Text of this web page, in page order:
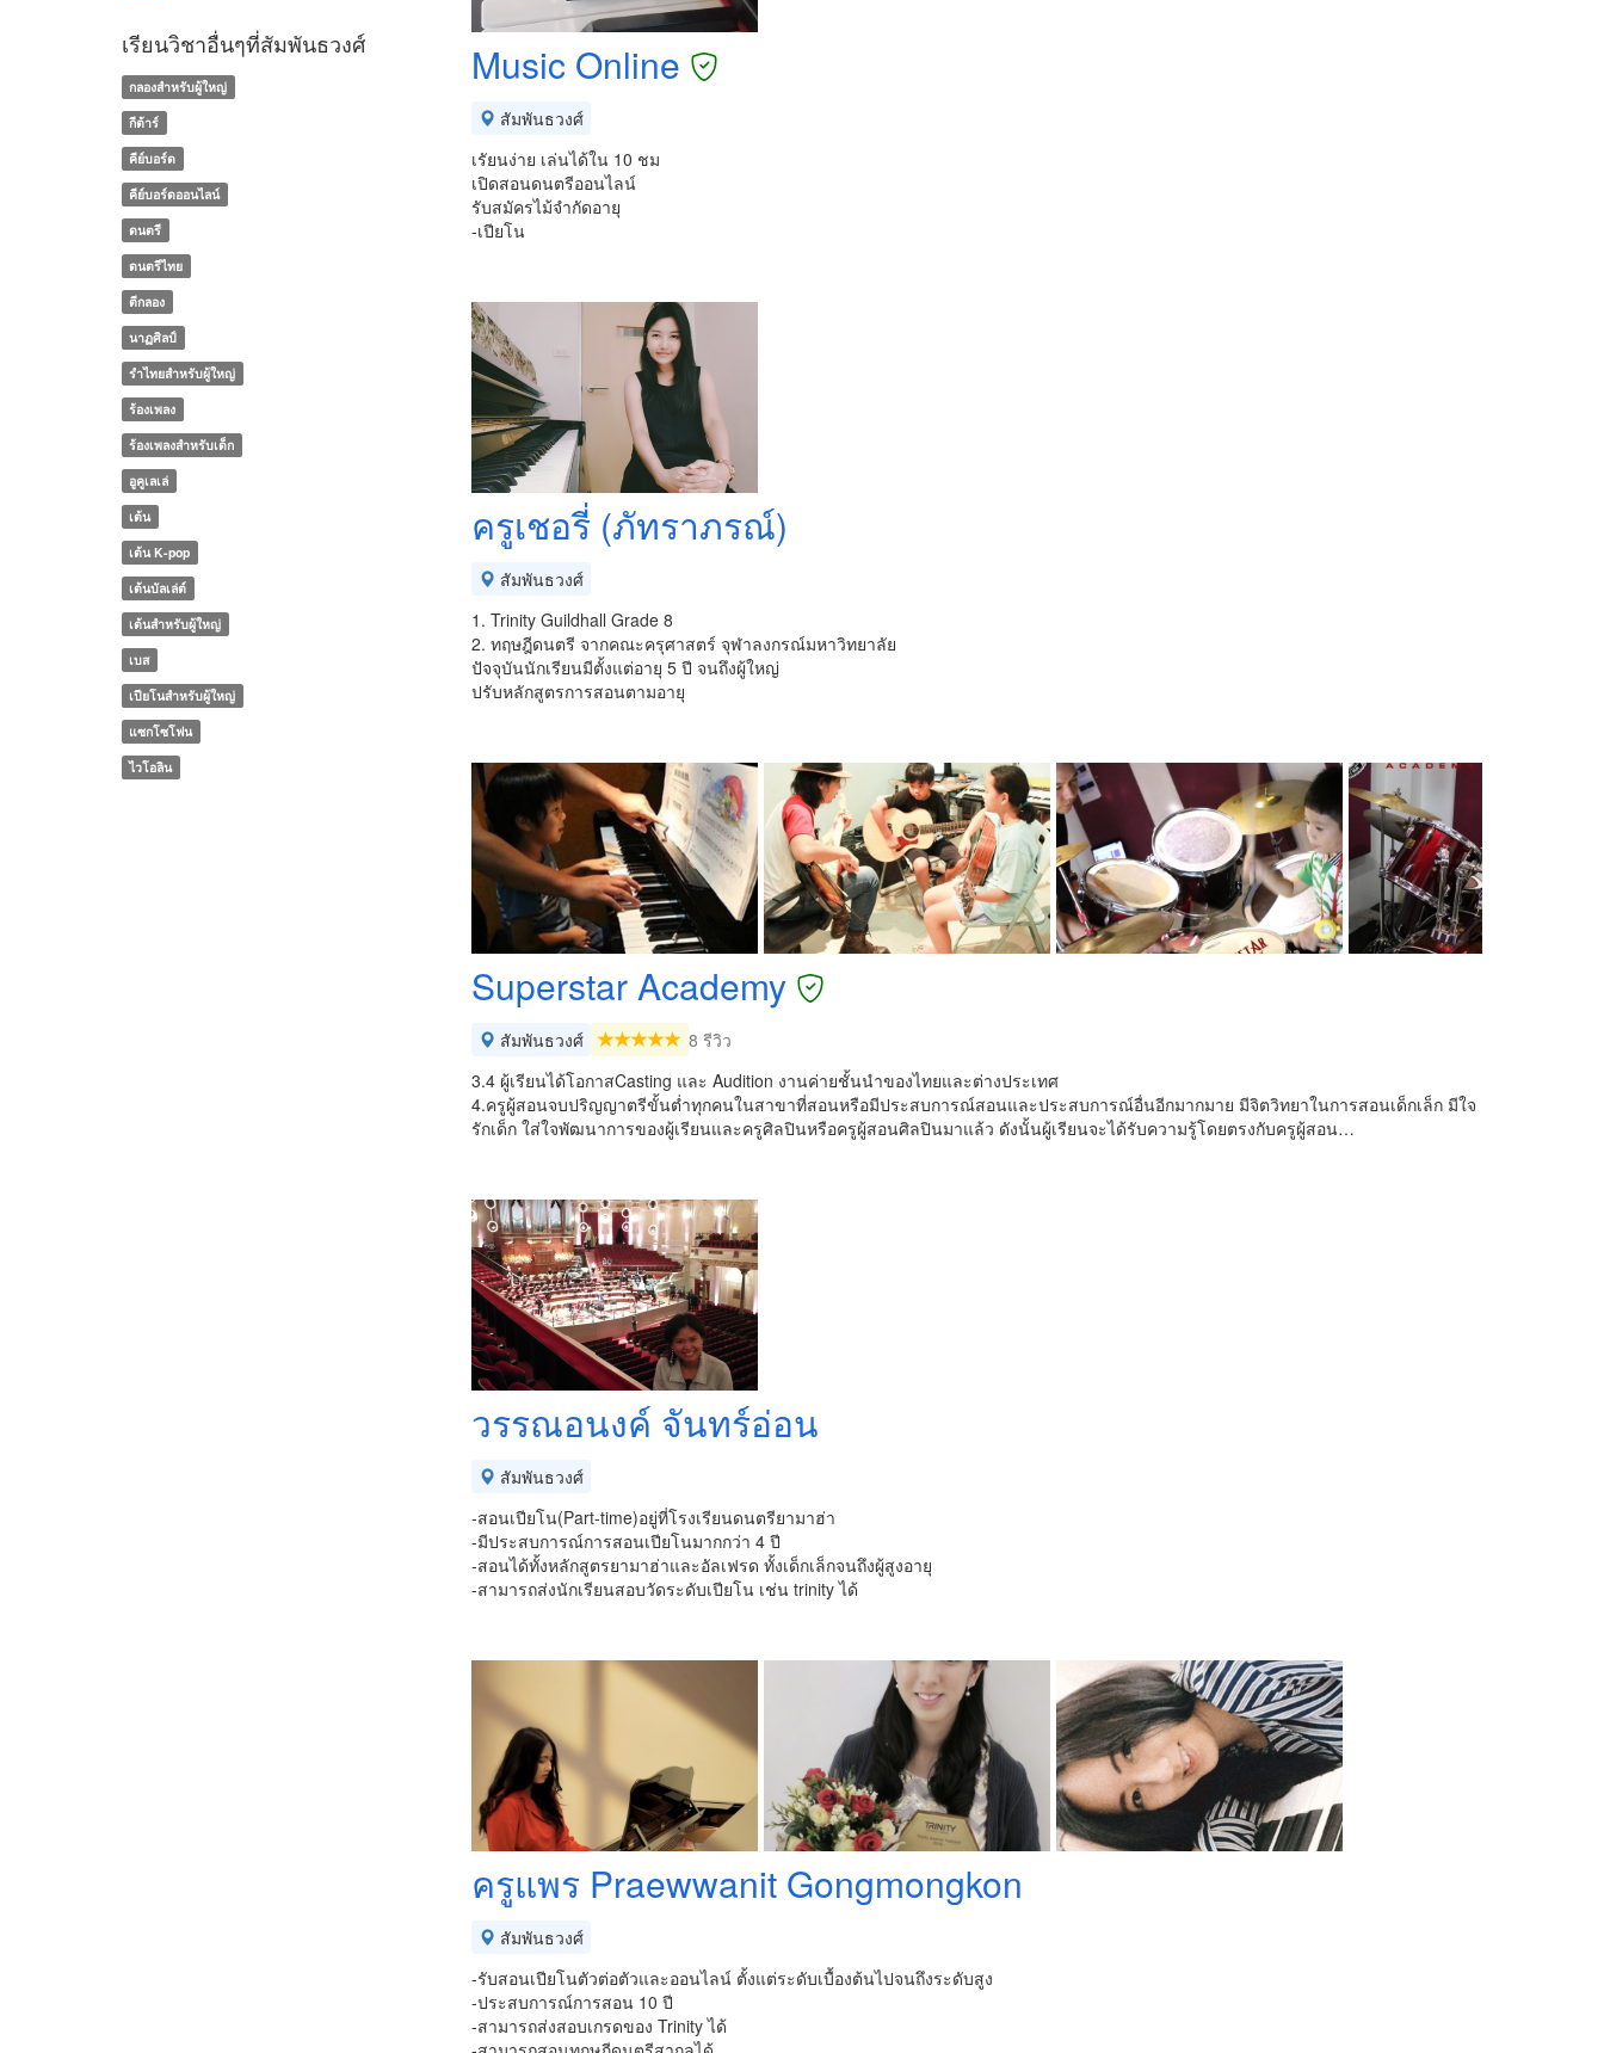
Music Online
สัมพันธวงศ์
เรัยนง่าย เล่นได้ใน 10 ชม
เปิดสอนดนตรีออนไลน์
รับสมัครไม้จำกัดอายุ
-เปียโน
ครูเชอรี่ (ภัทราภรณ์)
สัมพันธวงศ์
1. Trinity Guildhall Grade 8
2. ทฤษฎีดนตรี จากคณะครุศาสตร์ จุฬาลงกรณ์มหาวิทยาลัย
ปัจจุบันนักเรียนมีตั้งแต่อายุ 5 ปี จนถึงผู้ใหญ่
ปรับหลักสูตรการสอนตามอายุ
Superstar Academy
สัมพันธวงศ์
8 รีวิว
3.4 ผู้เรียนได้โอกาสCasting และ Audition งานค่ายชั้นนำของไทยและต่างประเทศ
4.ครูผู้สอนจบปริญญาตรีขั้นต่ำทุกคนในสาขาที่สอนหรือมีประสบการณ์สอนและประสบการณ์อื่นอีกมากมาย มีจิตวิทยาในการสอนเด็กเล็ก มีใจ
รักเด็ก ใส่ใจพัฒนาการของผู้เรียนและครูศิลปินหรือครูผู้สอนศิลปินมาแล้ว ดังนั้นผู้เรียนจะได้รับความรู้โดยตรงกับครูผู้สอน…
วรรณอนงค์ จันทร์อ่อน
สัมพันธวงศ์
-สอนเปียโน(Part-time)อยู่ที่โรงเรียนดนตรียามาฮ่า
-มีประสบการณ์การสอนเปียโนมากกว่า 4 ปี
-สอนได้ทั้งหลักสูตรยามาฮ่าและอัลเฟรด ทั้งเด็กเล็กจนถึงผู้สูงอายุ
-สามารถส่งนักเรียนสอบวัดระดับเปียโน เช่น trinity ได้
ครูแพร Praewwanit Gongmongkon
สัมพันธวงศ์
-รับสอนเปียโนตัวต่อตัวและออนไลน์ ตั้งแต่ระดับเบื้องต้นไปจนถึงระดับสูง
-ประสบการณ์การสอน 10 ปี
-สามารถส่งสอบเกรดของ Trinity ได้
เรียนวิชาอื่นๆที่สัมพันธวงศ์
กลองสำหรับผู้ใหญ่
กีต้าร์
คีย์บอร์ด
คีย์บอร์ดออนไลน์
ดนตรี
ดนตรีไทย
ตีกลอง
นาฏศิลป์
รำไทยสำหรับผู้ใหญ่
ร้องเพลง
ร้องเพลงสำหรับเด็ก
อูคูเลเล่
เต้น
เต้น K-pop
เต้นบัลเล่ต์
เต้นสำหรับผู้ใหญ่
เบส
เปียโนสำหรับผู้ใหญ่
แซกโซโฟน
ไวโอลิน